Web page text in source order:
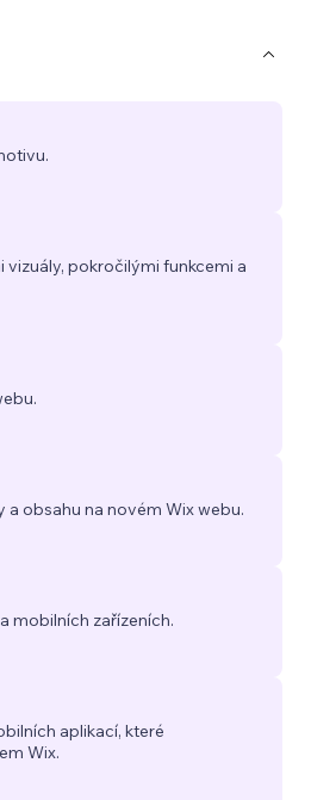
pokročilými funkcemi a
a obsahu na novém Wix webu.
mobilních zařízeních.
aplikací, které
Wix.